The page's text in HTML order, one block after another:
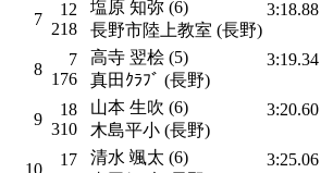
7
12
218
塩原 知弥 (6)
長野市陸上教室 (長野)
3:18.88
8
7
176
高寺 翌桧 (5)
真田ｸﾗﾌﾞ (長野)
3:19.34
9
18
310
山本 生吹 (6)
木島平小 (長野)
3:20.60
10
17
清水 颯太 (6)
3:25.06